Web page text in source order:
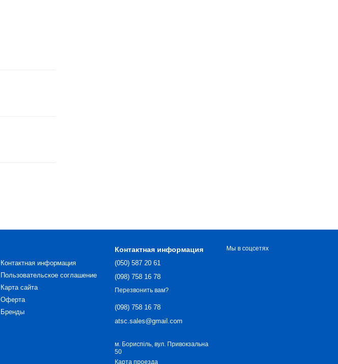
Контактная информация
Пользовательское соглашение
Карта сайта
Оферта
Бренды
Контактная информация
(050) 587 20 61
(098) 758 16 78
Перезвонить вам?
(098) 758 16 78
atsc.sales@gmail.com
м. Бориспіль, вул. Привокзальна
50
Карта проезда
Мы в соцсетях